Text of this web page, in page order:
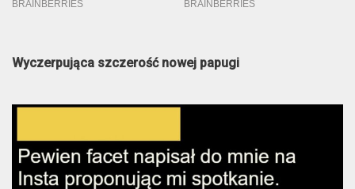
Wyczerpująca szczerość nowej papugi